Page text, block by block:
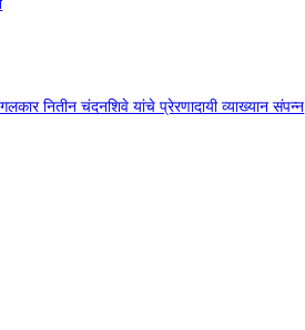
नितीन चंदनशिवे यांचे प्रेरणादायी व्याख्यान संपन्न